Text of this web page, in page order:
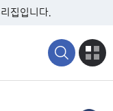
집입니다.